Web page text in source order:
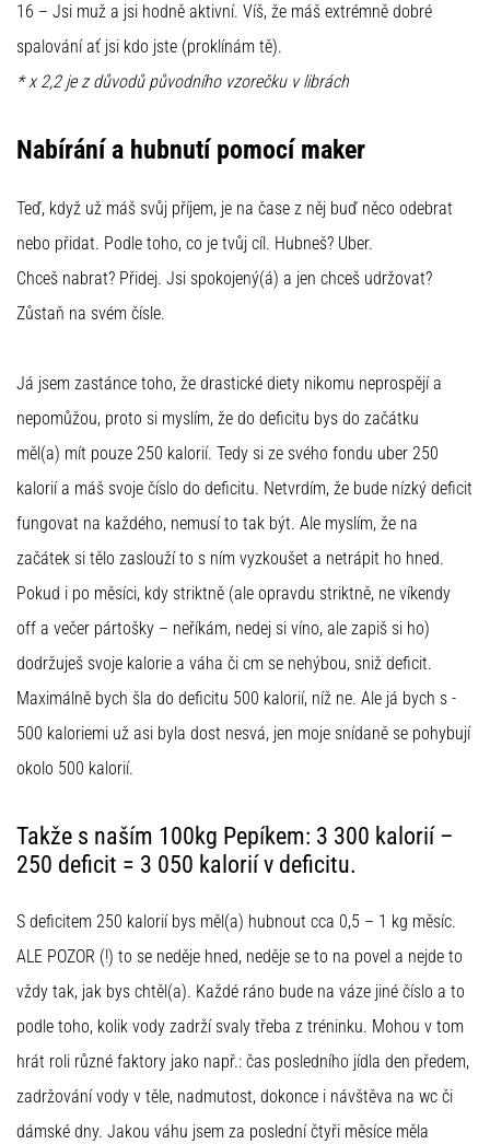
16 – Jsi muž a jsi hodně aktivní. Víš, že máš extrémně dobré
spalování ať jsi kdo jste (proklínám tě).
* x 2,2 je z důvodů původního vzorečku v librách
Nabírání a hubnutí pomocí maker
Teď, když už máš svůj příjem, je na čase z něj buď něco odebrat
nebo přidat. Podle toho, co je tvůj cíl. Hubneš? Uber.
Chceš nabrat? Přidej. Jsi spokojený(á) a jen chceš udržovat?
Zůstaň na svém čísle.
Já jsem zastánce toho, že drastické diety nikomu neprospějí a
nepomůžou, proto si myslím, že do deficitu bys do začátku
měl(a) mít pouze 250 kalorií. Tedy si ze svého fondu uber 250
kalorií a máš svoje číslo do deficitu. Netvrdím, že bude nízký deficit
fungovat na každého, nemusí to tak být. Ale myslím, že na
začátek si tělo zaslouží to s ním vyzkoušet a netrápit ho hned.
Pokud i po měsíci, kdy striktně (ale opravdu striktně, ne víkendy
off a večer pártošky – neříkám, nedej si víno, ale zapiš si ho)
dodržuješ svoje kalorie a váha či cm se nehýbou, sniž deficit.
Maximálně bych šla do deficitu 500 kalorií, níž ne. Ale já bych s -
500 kaloriemi už asi byla dost nesvá, jen moje snídaně se pohybují
okolo 500 kalorií.
Takže s naším 100kg Pepíkem: 3 300 kalorií –
250 deficit = 3 050 kalorií v deficitu.
S deficitem 250 kalorií bys měl(a) hubnout cca 0,5 – 1 kg měsíc.
ALE POZOR (!) to se neděje hned, neděje se to na povel a nejde to
vždy tak, jak bys chtěl(a). Každé ráno bude na váze jiné číslo a to
podle toho, kolik vody zadrží svaly třeba z tréninku. Mohou v tom
hrát roli různé faktory jako např.: čas posledního jídla den předem,
zadržování vody v těle, nadmutost, dokonce i návštěva na wc či
dámské dny. Jakou váhu jsem za poslední čtyři měsíce měla